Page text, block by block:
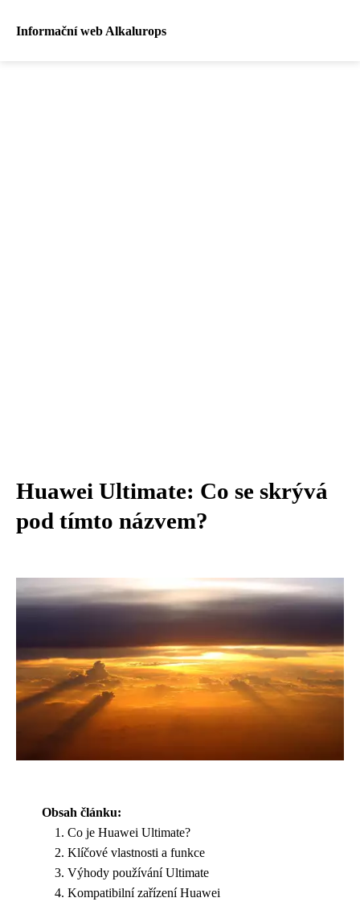
Informační web Alkalurops
Huawei Ultimate: Co se skrývá
pod tímto názvem?
Obsah článku:
Co je Huawei Ultimate?
Klíčové vlastnosti a funkce
Výhody používání Ultimate
Kompatibilní zařízení Huawei